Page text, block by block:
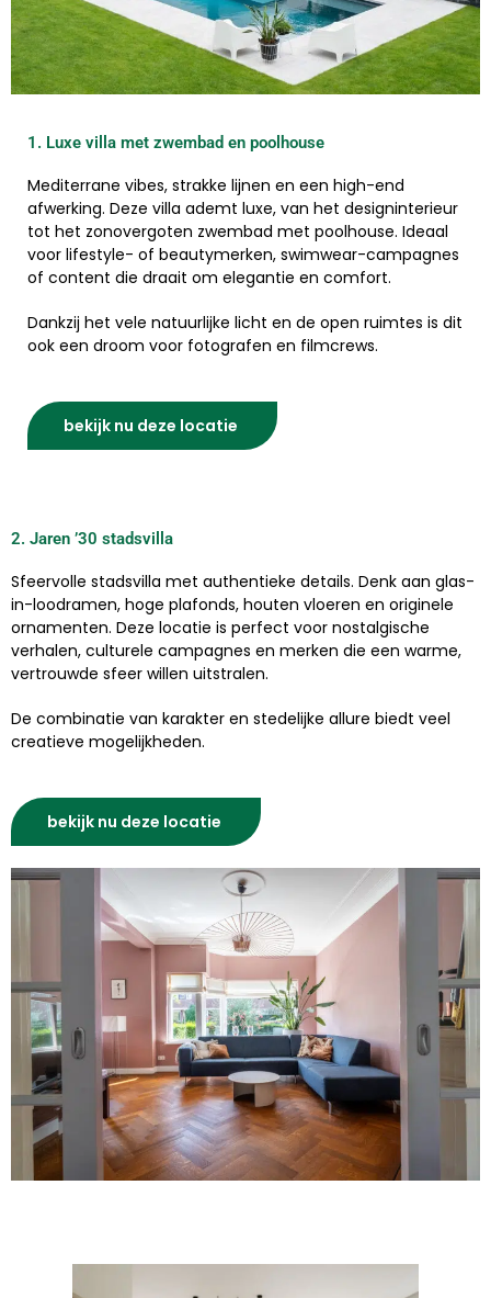
1. Luxe villa met zwembad en poolhouse ​
Mediterrane vibes, strakke lijnen en een high-end
afwerking. Deze villa ademt luxe, van het designinterieur
tot het zonovergoten zwembad met poolhouse. Ideaal
voor lifestyle- of beautymerken, swimwear-campagnes
of content die draait om elegantie en comfort.
Dankzij het vele natuurlijke licht en de open ruimtes is dit
ook een droom voor fotografen en filmcrews.
bekijk nu deze locatie
2. Jaren ’30 stadsvilla ​
Sfeervolle stadsvilla met authentieke details. Denk aan glas-
in-loodramen, hoge plafonds, houten vloeren en originele
ornamenten. Deze locatie is perfect voor nostalgische
verhalen, culturele campagnes en merken die een warme,
vertrouwde sfeer willen uitstralen.
De combinatie van karakter en stedelijke allure biedt veel
creatieve mogelijkheden.
bekijk nu deze locatie